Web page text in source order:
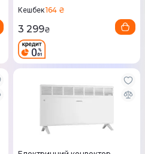
Кешбек164 ₴
3 299₴